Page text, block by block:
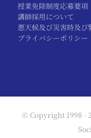
授業免除制度応募要項
講師採用について
悪天候及び災害時及び
プライバシーポリシー
© Copyright 1998 -